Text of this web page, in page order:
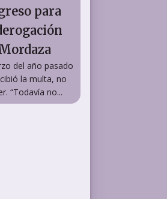
para
del año pasado
la multa, no
“Todavía no...